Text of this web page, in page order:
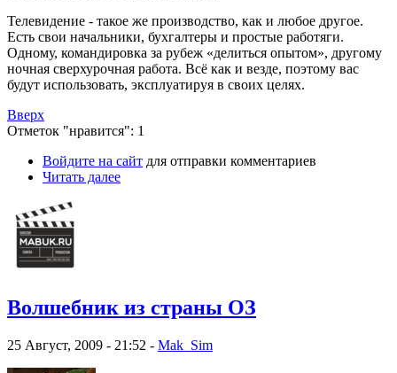
Телевидение - такое же производство, как и любое другое.
Есть свои начальники, бухгалтеры и простые работяги.
Одному, командировка за рубеж «делиться опытом», другому
ночная сверхурочная работа. Всё как и везде, поэтому вас
будут использовать, эксплуатируя в своих целях.
Вверх
Отметок "нравится": 1
Войдите на сайт для отправки комментариев
Читать далее
Волшебник из страны ОЗ
25 Август, 2009 - 21:52 - Mak_Sim